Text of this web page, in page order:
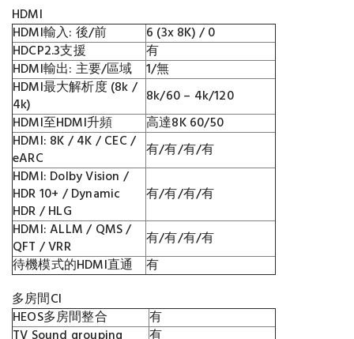
HDMI
HDMI輸入: 後/前
6 (3x 8K) / 0
HDCP2.3支援
有
HDMI輸出: 主要/區域
1/無
HDMI最大解析度 (8k /
4k)
8k/60 – 4k/120
HDMI至HDMI升頻
高達8K 60/50
HDMI: 8K / 4K / CEC /
eARC
有/有/有/有
HDMI: Dolby Vision /
HDR 10+ / Dynamic
HDR / HLG
有/有/有/有
HDMI: ALLM / QMS /
QFT / VRR
有/有/有/有
待機模式的HDMI直通
有
多房間CI
HEOS多房間整合
有